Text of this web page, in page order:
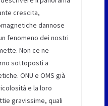
crescita,
dannose
fenomeno dei nostri
Non ce ne
sottoposti a
ONU e OMS già
e la loro
gravissime, quali